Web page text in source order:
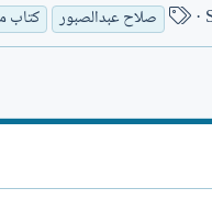
ا
س
ل
صلاح عبدالصبور كتاب